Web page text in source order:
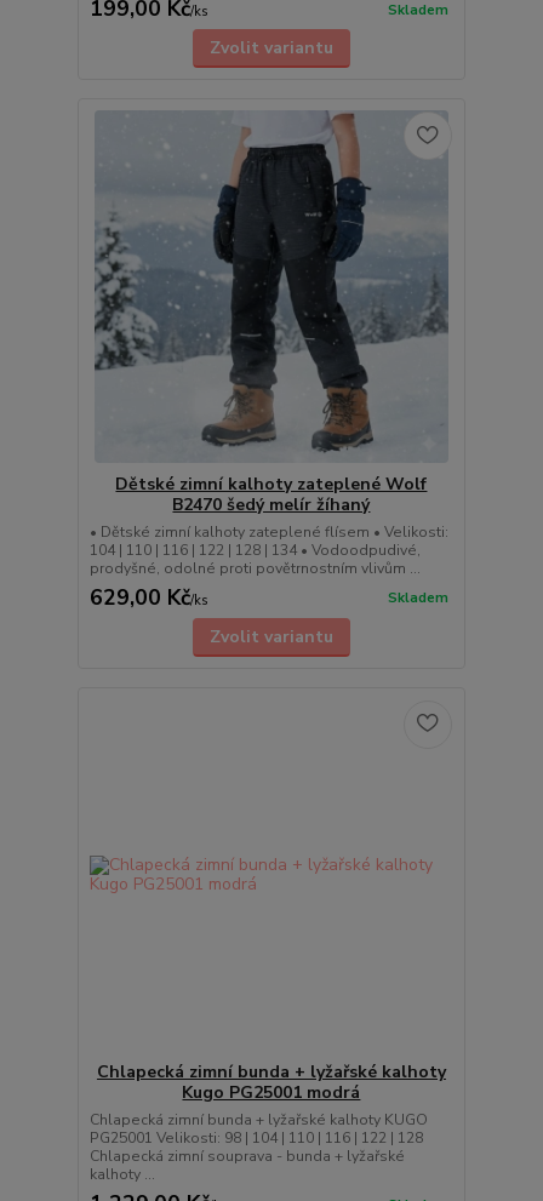
199,00 Kč/ks Skladem
Zvolit variantu
Dětské zimní kalhoty zateplené Wolf
B2470 šedý melír žíhaný
• Dětské zimní kalhoty zateplené flísem • Velikosti:
104 | 110 | 116 | 122 | 128 | 134 • Vodoodpudivé,
prodyšné, odolné proti povětrnostním vlivům ...
629,00 Kč/ks Skladem
Zvolit variantu
Chlapecká zimní bunda + lyžařské kalhoty
Kugo PG25001 modrá
Chlapecká zimní bunda + lyžařské kalhoty KUGO
PG25001 Velikosti: 98 | 104 | 110 | 116 | 122 | 128
Chlapecká zimní souprava - bunda + lyžařské
kalhoty ...